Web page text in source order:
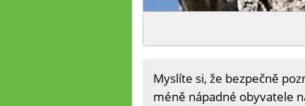
Myslíte si, že bezpečně
méně nápadné obyvatele